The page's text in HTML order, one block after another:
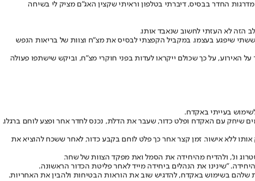
החדר בבסיס, דיברתי בטלפון וראיתי שקצין האג"ם מציק לי בשיחה
הזה לא העזתי לחשוב שנאבד אותו.
שיפגע בעצמו. במקביל הקפצתי לבסיס את מצ"ח וצוות של בריאות הנפש
האירוע, על כך שכולם ייקראו לעדות בפני חוקרי מצ"ח, וביקש שישתפו פעולה
בעייתי באקדח.
אחד הלוחמים שיחק עם האקדח ופלט כדור, שעבר את הדלת, נכנס לחדר אחר ופצע לוחם ברגלו.
ללא אישור. זמן קצר אחר כך פלט לוחם בקבע כדור, לאחר ששכח להוציא את
ונ', ולהדיח מהיחידה את הסמל ואת מפקד הצוות של שחר.
"שינינו את הנהלים ביחידה מייד לאחר פליטת הכדור הראשונה.
שלהם בשימוש באקדח, להדגיש שוב את הוראות הבטיחות ולהבין את האחריות.